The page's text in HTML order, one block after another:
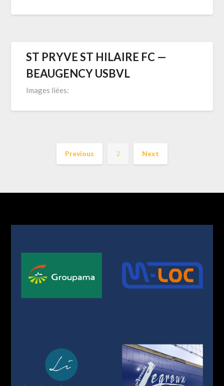
ST PRYVE ST HILAIRE FC —
BEAUGENCY USBVL
Images liées:
Previous 2 Next